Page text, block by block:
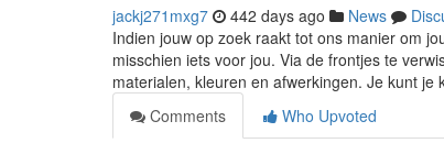
jackj271mxg7 442 days ago News
Indien jouw op zoek raakt tot ons manier om
misschien iets voor jou. Via de frontjes te
materialen, kleuren en afwerkingen. Je kunt je
Comments
Who Upvoted